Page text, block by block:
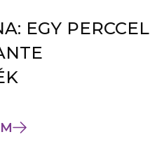
EGY PERCCEL